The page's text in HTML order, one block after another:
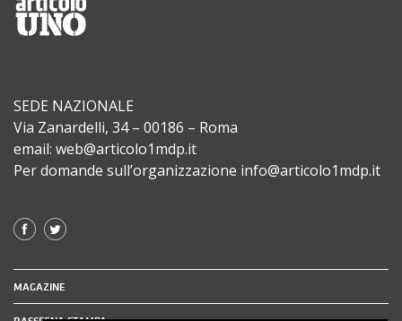
SEDE NAZIONALE
Via Zanardelli, 34 – 00186 – Roma
email: web@articolo1mdp.it
Per domande sull’organizzazione info@articolo1mdp.it
MAGAZINE